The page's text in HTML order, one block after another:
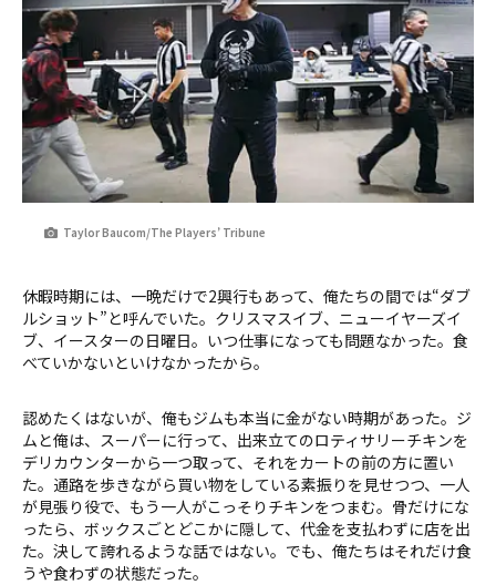
Taylor Baucom/The Players’ Tribune
休暇時期には、一晩だけで2興行もあって、俺たちの間では“ダブ
ルショット”と呼んでいた。クリスマスイブ、ニューイヤーズイ
ブ、イースターの日曜日。いつ仕事になっても問題なかった。食
べていかないといけなかったから。
認めたくはないが、俺もジムも本当に金がない時期があった。ジ
ムと俺は、スーパーに行って、出来立てのロティサリーチキンを
デリカウンターから一つ取って、それをカートの前の方に置い
た。通路を歩きながら買い物をしている素振りを見せつつ、一人
が見張り役で、もう一人がこっそりチキンをつまむ。骨だけにな
ったら、ボックスごとどこかに隠して、代金を支払わずに店を出
た。決して誇れるような話ではない。でも、俺たちはそれだけ食
うや食わずの状態だった。